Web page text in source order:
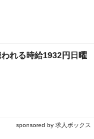
れる時給1932円日曜
sponsored by 求人ボックス